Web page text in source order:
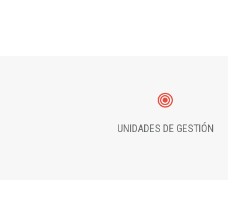
UNIDADES DE GESTIÓN